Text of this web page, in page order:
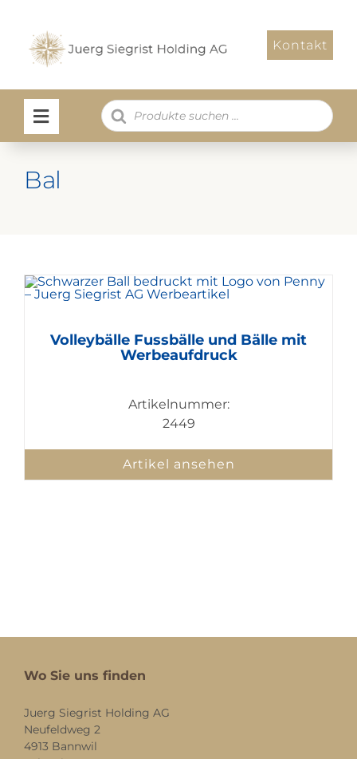
springen
Kontakt
Products
search
Bal
Volleybälle Fussbälle und Bälle mit
Werbeaufdruck
Artikelnummer:
2449
Artikel ansehen
Wo Sie uns finden
Juerg Siegrist Holding AG
Neufeldweg 2
4913 Bannwil